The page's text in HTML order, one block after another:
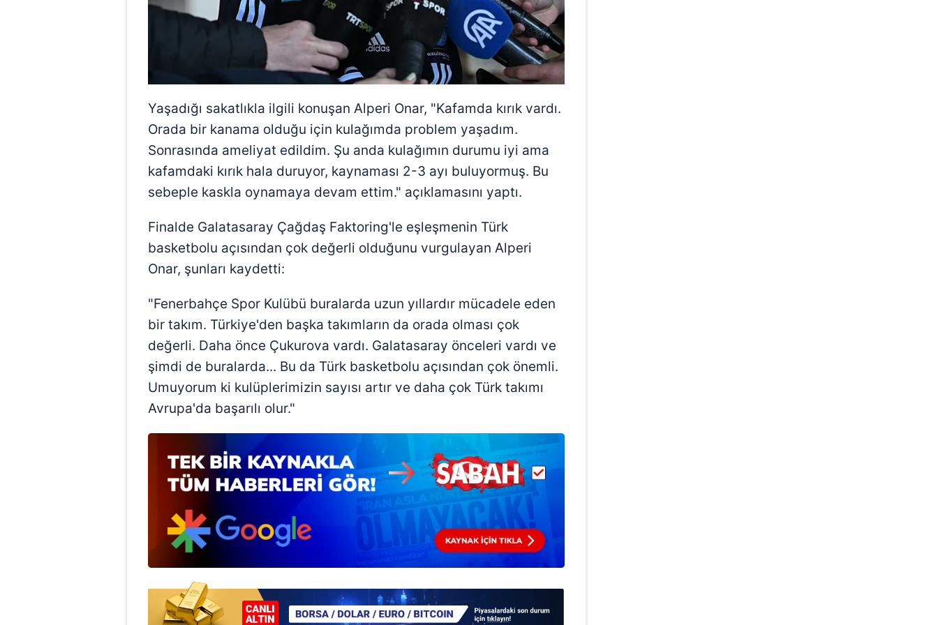
mevzuata uygun olarak kullanılan çerezlerle ilgili bilgi almak için lütfentıklayınız.
Yaşadığı sakatlıkla ilgili konuşan Alperi Onar, "Kafamda kırık vardı.
Orada bir kanama olduğu için kulağımda problem yaşadım.
Sonrasında ameliyat edildim. Şu anda kulağımın durumu iyi ama
kafamdaki kırık hala duruyor, kaynaması 2-3 ayı buluyormuş. Bu
sebeple kaskla oynamaya devam ettim." açıklamasını yaptı.
Finalde Galatasaray Çağdaş Faktoring'le eşleşmenin Türk
basketbolu açısından çok değerli olduğunu vurgulayan Alperi
Onar, şunları kaydetti:
"Fenerbahçe Spor Kulübü buralarda uzun yıllardır mücadele eden
bir takım. Türkiye'den başka takımların da orada olması çok
değerli. Daha önce Çukurova vardı. Galatasaray önceleri vardı ve
şimdi de buralarda... Bu da Türk basketbolu açısından çok önemli.
Umuyorum ki kulüplerimizin sayısı artır ve daha çok Türk takımı
Avrupa'da başarılı olur."